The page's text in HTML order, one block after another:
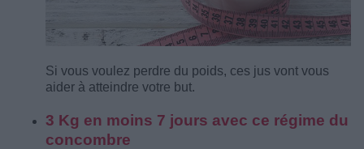
Si vous voulez perdre du poids, ces jus vont vous
aider à atteindre votre but.
3 Kg en moins 7 jours avec ce régime du
concombre